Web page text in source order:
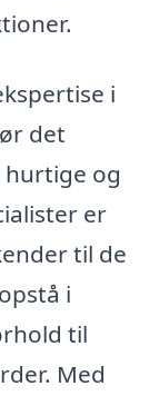
i
det
og
er
til de
i
til
Med